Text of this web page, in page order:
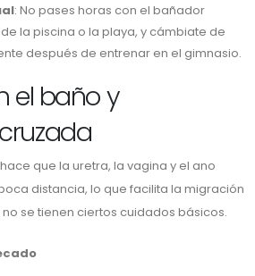
: No pases horas con el bañador
la piscina o la playa, y cámbiate de
después de entrenar en el gimnasio.
el baño y
que la uretra, la vagina y el ano
distancia, lo que facilita la migración
se tienen ciertos cuidados básicos.